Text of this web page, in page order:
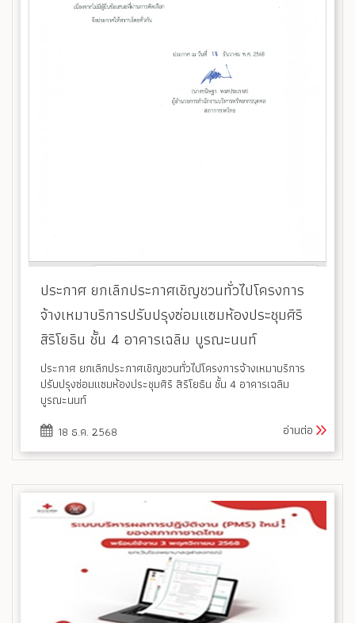
ประกาศ ยกเลิกประกาศเชิญชวนทั่วไปโครงการ
จ้างเหมาบริการปรับปรุงซ่อมแซมห้องประชุมศิริ
สิริโยธิน ชั้น 4 อาคารเฉลิม บูรณะนนท์
ประกาศ ยกเลิกประกาศเชิญชวนทั่วไปโครงการจ้างเหมาบริการ
ปรับปรุงซ่อมแซมห้องประชุมศิริ สิริโยธิน ชั้น 4 อาคารเฉลิม
บูรณะนนท์
18 ธ.ค. 2568
อ่านต่อ